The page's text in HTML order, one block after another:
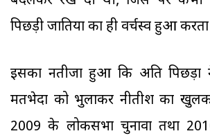
पिछड़ी जातियों का ही वर्चस्व हुआ
इसका नतीजा हुआ कि अति
मतभेदों को भुलाकर नीतीश का
2009 के लोकसभा चुनावों तथा